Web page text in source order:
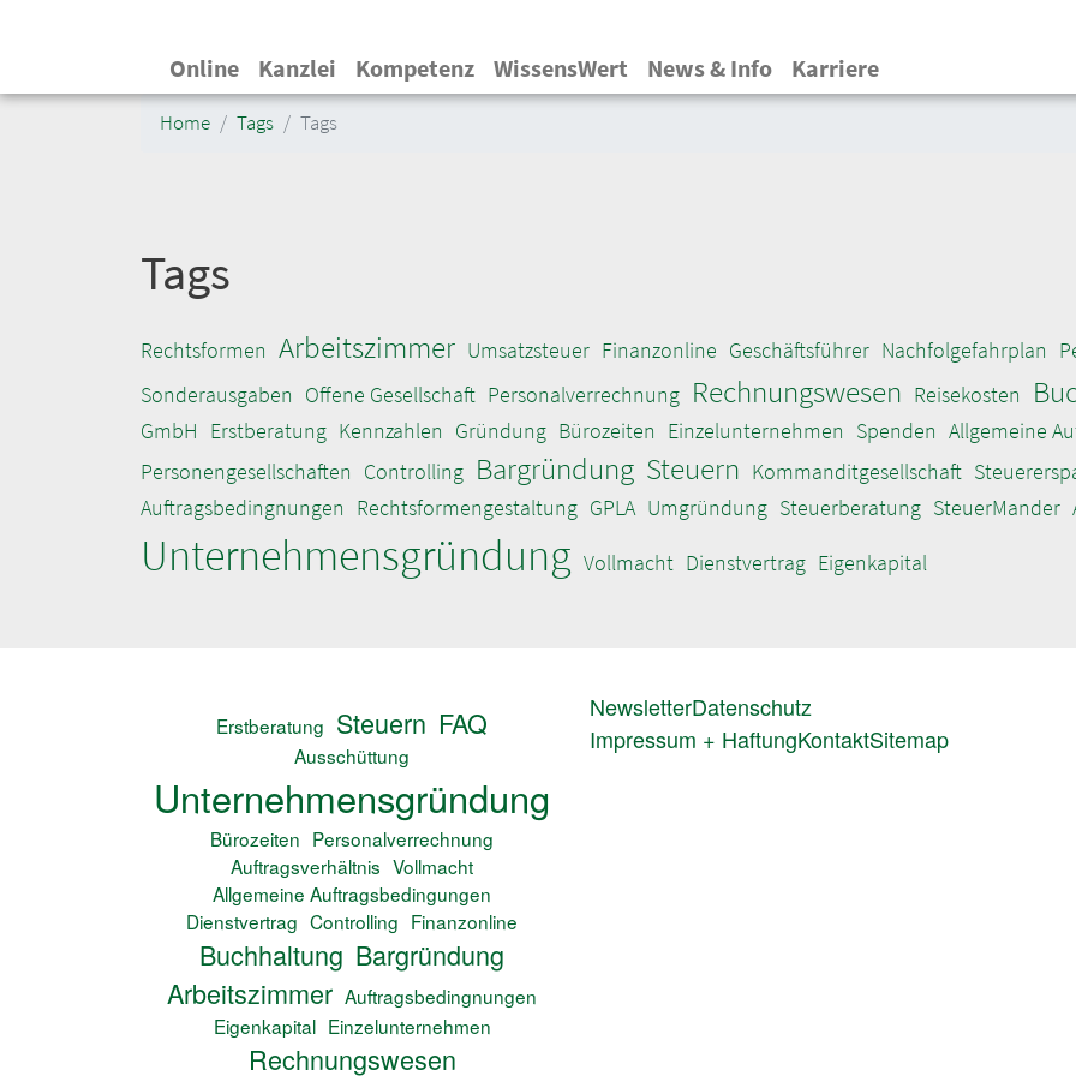
Inhalt
Hauptnavigation
Online Kanzlei Kompetenz WissensWert News & Info Karriere
Home Tags Tags
Tags
Rechtsformen Arbeitszimmer Umsatzsteuer Finanzonline Geschäftsführer Nachfolgefahrplan
Sonderausgaben Offene Gesellschaft Personalverrechnung Rechnungswesen Reisekosten
GmbH Erstberatung Kennzahlen Gründung Bürozeiten Einzelunternehmen Spenden Allgemeine
Personengesellschaften Controlling Bargründung Steuern Kommanditgesellschaft
Auftragsbedingnungen Rechtsformengestaltung GPLA Umgründung Steuerberatung SteuerMander
Unternehmensgründung Vollmacht Dienstvertrag Eigenkapital
Erstberatung Steuern FAQ
Ausschüttung
Unternehmensgründung
Bürozeiten Personalverrechnung
Auftragsverhältnis Vollmacht
Allgemeine Auftragsbedingungen
Dienstvertrag Controlling Finanzonline
Buchhaltung Bargründung
Arbeitszimmer Auftragsbedingnungen
Eigenkapital Einzelunternehmen
Rechnungswesen
FUSSZEILENMENÜ
NewsletterDatenschutz
Impressum + HaftungKontaktSitemap